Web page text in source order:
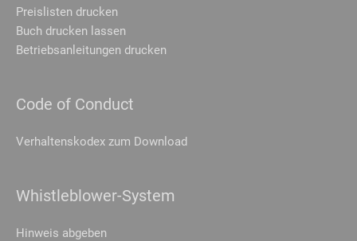
Preislisten drucken
Buch drucken lassen
Betriebsanleitungen drucken
Code of Conduct
Verhaltenskodex zum Download
Whistleblower-System
Hinweis abgeben